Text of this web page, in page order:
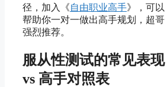
径，加入《自由职业高手》，可以
帮助你一对一做出高手规划，超哥
强烈推荐。
服从性测试的常见表现
vs 高手对照表